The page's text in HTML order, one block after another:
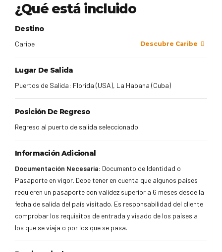
¿Qué está incluido
Destino
Caribe Descubre Caribe
Lugar De Salida
Puertos de Salida: Florida (USA), La Habana (Cuba)
Posición De Regreso
Regreso al puerto de salida seleccionado
Información Adicional
Documentación Necesaria: Documento de Identidad o
Pasaporte en vigor. Debe tener en cuenta que algunos países
requieren un pasaporte con validez superior a 6 meses desde la
fecha de salida del país visitado. Es responsabilidad del cliente
comprobar los requisitos de entrada y visado de los países a
los que se viaja o por los que se pasa.